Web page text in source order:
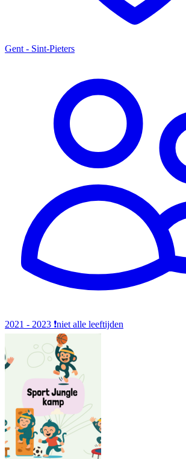
Gent - Sint-Pieters
2021 - 2023 ❗️niet alle leeftijden